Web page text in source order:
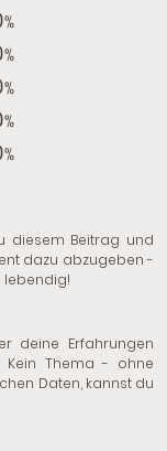
%
%
%
%
%
diesem Beitrag und
dazu abzugeben -
lebendig!
deine Erfahrungen
Kein Thema - ohne
Daten, kannst du